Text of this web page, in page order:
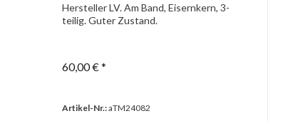
Hersteller LV. Am Band, Eisernkern, 3-
teilig. Guter Zustand.
60,00 € *
Artikel-Nr.:aTM24082